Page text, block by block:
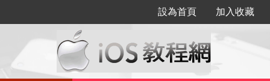
設為首頁 加入收藏